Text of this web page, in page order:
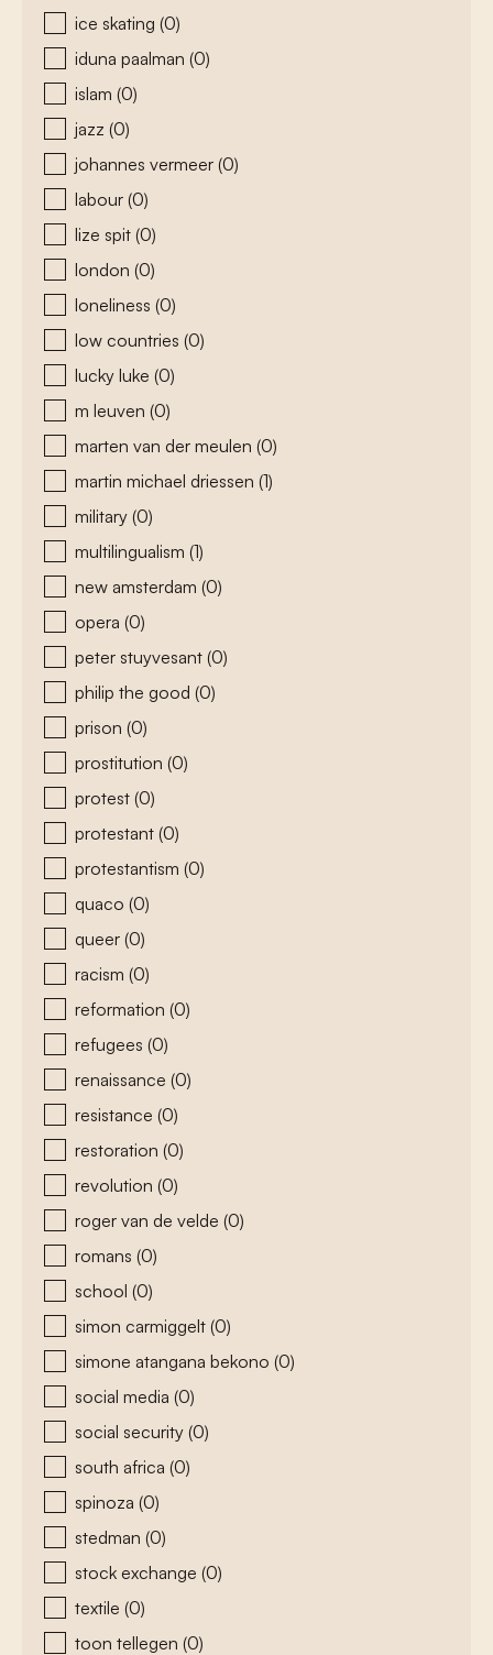
ice skating (0)
iduna paalman (0)
islam (0)
jazz (0)
johannes vermeer (0)
labour (0)
lize spit (0)
london (0)
loneliness (0)
low countries (0)
lucky luke (0)
m leuven (0)
marten van der meulen (0)
martin michael driessen (1)
military (0)
multilingualism (1)
new amsterdam (0)
opera (0)
peter stuyvesant (0)
philip the good (0)
prison (0)
prostitution (0)
protest (0)
protestant (0)
protestantism (0)
quaco (0)
queer (0)
racism (0)
reformation (0)
refugees (0)
renaissance (0)
resistance (0)
restoration (0)
revolution (0)
roger van de velde (0)
romans (0)
school (0)
simon carmiggelt (0)
simone atangana bekono (0)
social media (0)
social security (0)
south africa (0)
spinoza (0)
stedman (0)
stock exchange (0)
textile (0)
toon tellegen (0)